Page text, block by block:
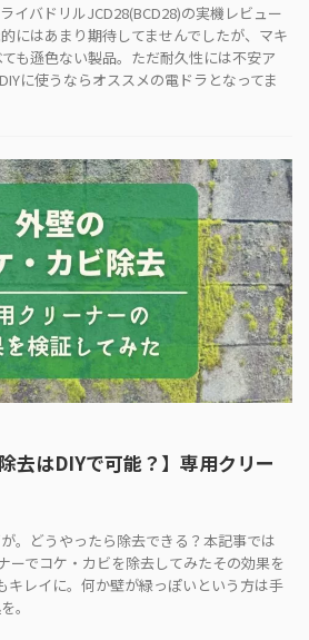
イバドリルJCD28(BCD28)の実機レビュー
にはあまり期待してませんでしたが、マキ
も遜色ない製品。ただ耐久性には不安ア
に使うならオススメの電ドラとなってま
去はDIYで可能？】専用クリー
。どうやったら除去できる？本記事では
ーでコケ・カビを除去してみたその効果を
キレイに。何か壁が緑っぽいという方は手
。